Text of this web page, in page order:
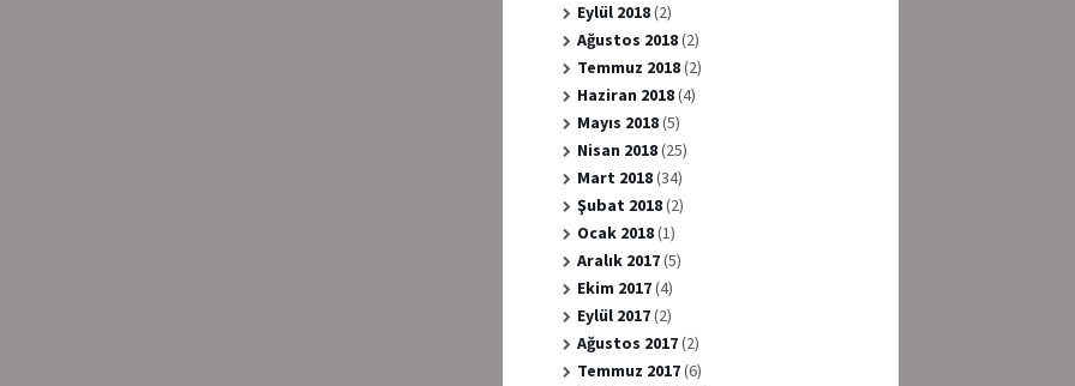
Eylül 2018(2)
Ağustos 2018(2)
Temmuz 2018(2)
Haziran 2018(4)
Mayıs 2018(5)
Nisan 2018(25)
Mart 2018(34)
Şubat 2018(2)
Ocak 2018(1)
Aralık 2017(5)
Ekim 2017(4)
Eylül 2017(2)
Ağustos 2017(2)
Temmuz 2017(6)